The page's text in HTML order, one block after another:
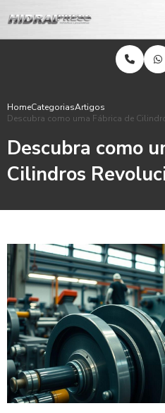
HomeCategoriasArtigos
Descubra como uma Fábrica de
Descubra como
Cilindros